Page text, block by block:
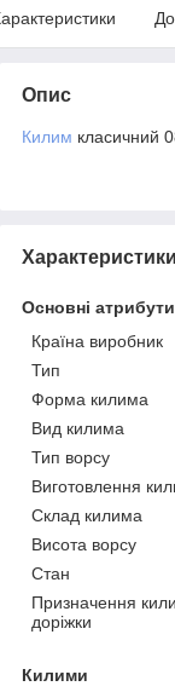
Опис
Килим класичний
Характеристики
Основні атрибути
Країна виробник
Тип
Форма килима
Вид килима
Тип ворсу
Виготовлення
Склад килима
Висота ворсу
Стан
Призначення
доріжки
Килими